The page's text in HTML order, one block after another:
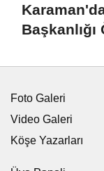
Foto Galeri
Video Galeri
Köşe Yazarları